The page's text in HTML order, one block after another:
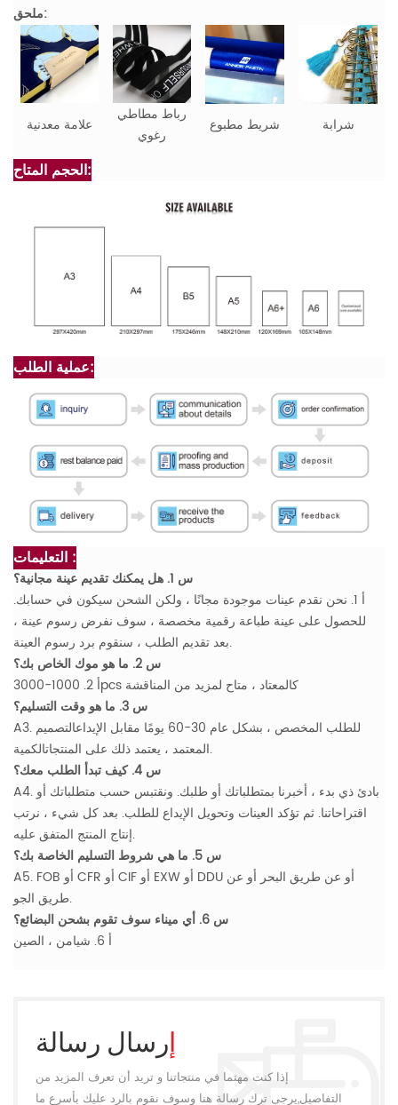
ملحق:
علامة معدنية
رباط مطاطي
رغوي
شريط مطبوع شرابة
الحجم المتاح:
عملية الطلب:
التعليمات :
س 1. هل يمكنك تقديم عينة مجانية؟
أ 1. نحن نقدم عينات موجودة مجانًا ، ولكن الشحن سيكون في حسابك.
للحصول على عينة طباعة رقمية مخصصة ، سوف نفرض رسوم عينة ،
بعد تقديم الطلب ، سنقوم برد رسوم العينة.
س 2. ما هو موك الخاص بك؟
أ 2. 1000-3000pcs كالمعتاد ، متاح لمزيد من المناقشة
س 3. ما هو وقت التسليم؟
A3. للطلب المخصص ، بشكل عام 30-60 يومًا مقابل الإيداعالتصميم
المعتمد ، يعتمد ذلك على المنتجاتالكمية.
س 4. كيف تبدأ الطلب معك؟
A4. بادئ ذي بدء ، أخبرنا بمتطلباتك أو طلبك. ونقتبس حسب متطلباتك أو
اقتراحاتنا. ثم تؤكد العينات وتحويل الإيداع للطلب. بعد كل شيء ، نرتب
إنتاج المنتج المتفق عليه.
س 5. ما هي شروط التسليم الخاصة بك؟
A5. FOB أو CFR أو CIF أو EXW أو DDU أو عن طريق البحر أو عن
طريق الجو.
س 6. أي ميناء سوف تقوم بشحن البضائع؟
أ 6. شيامن ، الصين
إرسال رسالة
إذا كنت مهتما في منتجاتنا و تريد أن تعرف المزيد من
التفاصيل,يرجى ترك رسالة هنا وسوف نقوم بالرد عليك بأسرع ما